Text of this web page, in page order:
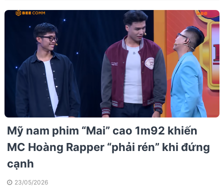
Mỹ nam phim “Mai” cao 1m92 khiến
MC Hoàng Rapper “phải rén” khi đứng
cạnh
23/05/2026